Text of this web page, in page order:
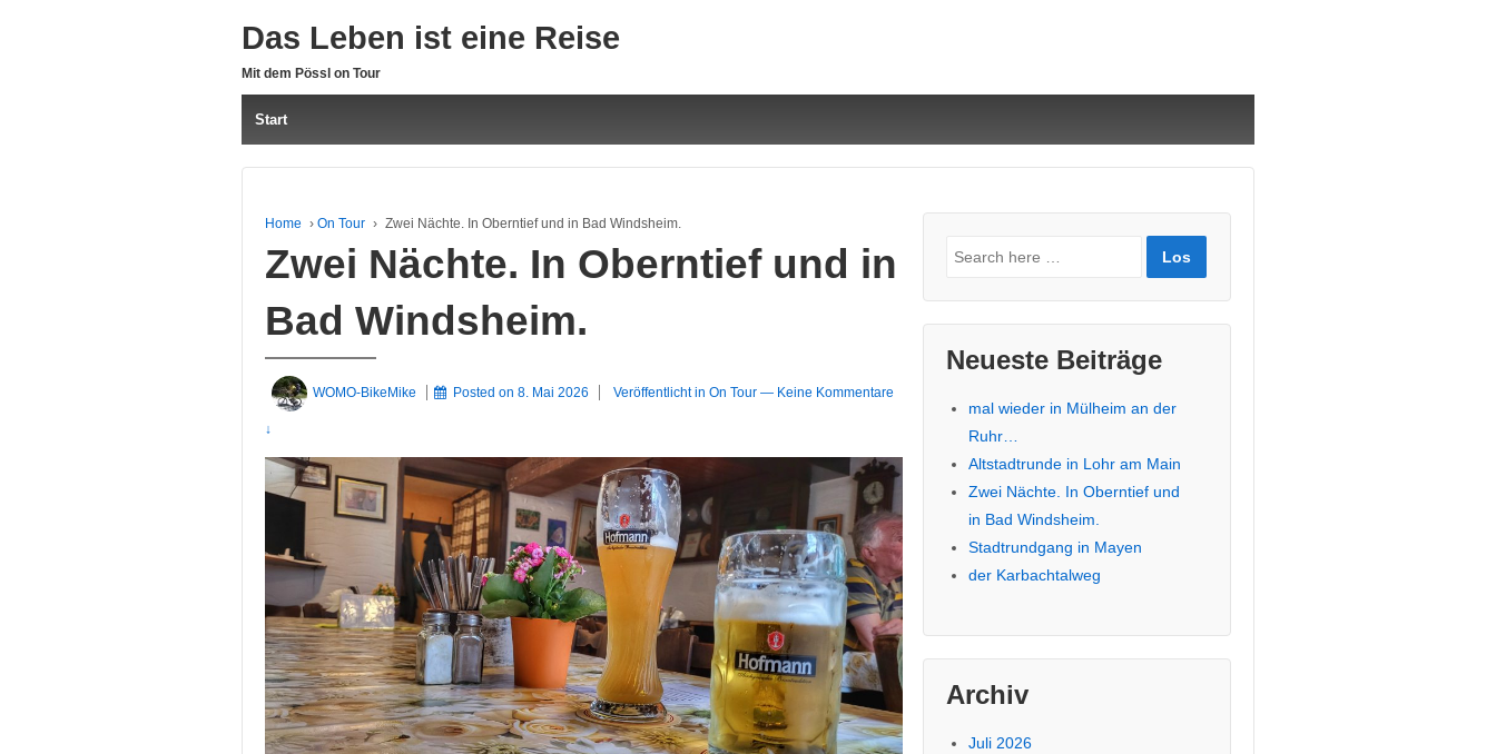
Das Leben ist eine Reise
Mit dem Pössl on Tour
Start
Home › On Tour › Zwei Nächte. In Oberntief und in Bad Windsheim.
Zwei Nächte. In Oberntief und in
Bad Windsheim.
WOMO-BikeMike Posted on8. Mai 2026 Veröffentlicht inOn Tour — Keine Kommentare
↓
Suche
Neueste Beiträge
mal wieder in Mülheim an der
Ruhr…
Altstadtrunde in Lohr am Main
Zwei Nächte. In Oberntief und
in Bad Windsheim.
Stadtrundgang in Mayen
der Karbachtalweg
Archiv
Juli 2026